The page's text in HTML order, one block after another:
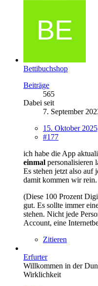
Bettibuchshop
Beiträge
565
Dabei seit
7. September
15. Oktober
#177
ich habe die App
einmal personalisieren
Es stehen jetzt also auf
damit kommen wir rein.
(Diese 100 Prozent
gut. Es sollte immer
stehen. Nicht jede
Account, eine
Zitieren
Erfurter
Willkommen in der
Wirklichkeit